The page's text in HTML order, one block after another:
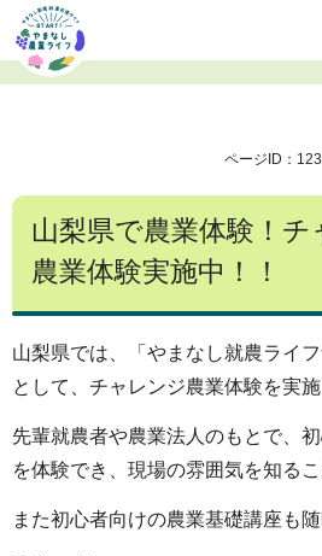
や
ま
な
規
就
農
応
援
サ
イ
ト
START!
ページID：
山梨県で農業体験！チ
農業体験実施中！！
山梨県では、「やまなし就農ライ
として、チャレンジ農業体験を実施
先輩就農者や農業法人のもとで、
を体験でき、現場の雰囲気を知るこ
また初心者向けの農業基礎講座も